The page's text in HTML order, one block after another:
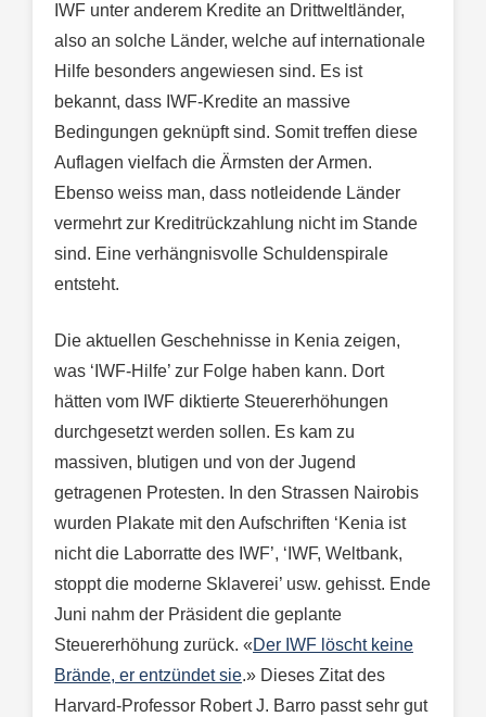
IWF unter anderem Kredite an Drittweltländer,
also an solche Länder, welche auf internationale
Hilfe besonders angewiesen sind. Es ist
bekannt, dass IWF-Kredite an massive
Bedingungen geknüpft sind. Somit treffen diese
Auflagen vielfach die Ärmsten der Armen.
Ebenso weiss man, dass notleidende Länder
vermehrt zur Kreditrückzahlung nicht im Stande
sind. Eine verhängnisvolle Schuldenspirale
entsteht.
Die aktuellen Geschehnisse in Kenia zeigen,
was ‘IWF-Hilfe’ zur Folge haben kann. Dort
hätten vom IWF diktierte Steuererhöhungen
durchgesetzt werden sollen. Es kam zu
massiven, blutigen und von der Jugend
getragenen Protesten. In den Strassen Nairobis
wurden Plakate mit den Aufschriften ‘Kenia ist
nicht die Laborratte des IWF’, ‘IWF, Weltbank,
stoppt die moderne Sklaverei’ usw. gehisst. Ende
Juni nahm der Präsident die geplante
Steuererhöhung zurück. «Der IWF löscht keine
Brände, er entzündet sie.» Dieses Zitat des
Harvard-Professor Robert J. Barro passt sehr gut